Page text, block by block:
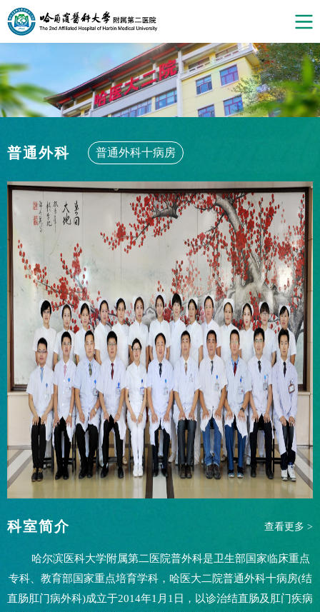
普通外科 普通外科十病房
科室简介 查看更多 >
哈尔滨医科大学附属第二医院普外科是卫生部国家临床重点
专科、教育部国家重点培育学科，哈医大二院普通外科十病房(结
直肠肛门病外科)成立于2014年1月1日，以诊治结直肠及肛门疾病